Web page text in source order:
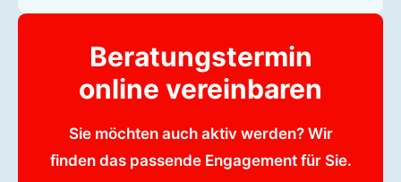
Beratungstermin
online vereinbaren
Sie möchten auch aktiv werden? Wir
finden das passende Engagement für Sie.